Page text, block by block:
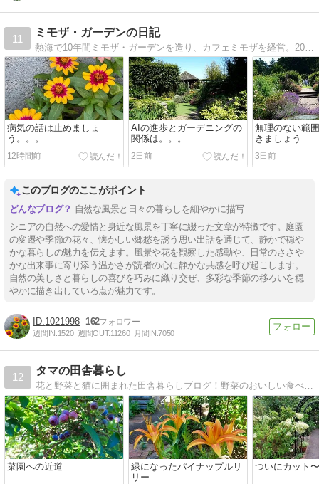
11
ミモザ・ガーデンの日記
熱海で10年間ミモザ・ガーデンを造り、カフェミモザを経営。2019年夏に東京に戻る。今後は東京の狭い庭でガーデニングを楽しみながら、都会での充実したシニアライフを楽しみたいと思っている。
病気の話は止めましょ
う。。。
12時間前
AIの進歩とガーデニングの
関係は。。。
2日前
無理のない範
きましょう
3日前
このブログのここがポイント
自然な風景と日々の暮らしを細やかに描写
シニアの自然への愛情と身近な風景を丁寧に綴った文章が特徴です。庭園
の変遷や季節の花々、懐かしい郷愁を誘う思い出話を通じて、静かで穏や
かな暮らしの魅力を伝えます。風景や花を観察した感動や、日常のささや
かな出来事に寄り添う温かさが読者の心に静かな共感を呼び起こします。
自然の美しさと暮らしの喜びを巧みに織り交ぜ、多彩な季節の移ろいを穏
やかに描き出している点が魅力です。
1021998 162
週間IN:1520 週間OUT:11260 月間IN:7050
12
タマの田舎暮らし
花と野菜と猫に囲まれた田舎暮らしブログ！野菜のおいしい食べ方、猫たちとの楽しい田舎暮らし、ガーデニング、土ひねりなど紹介
菜園への近道
緑になったパイナップルリ
リー
ついにカット